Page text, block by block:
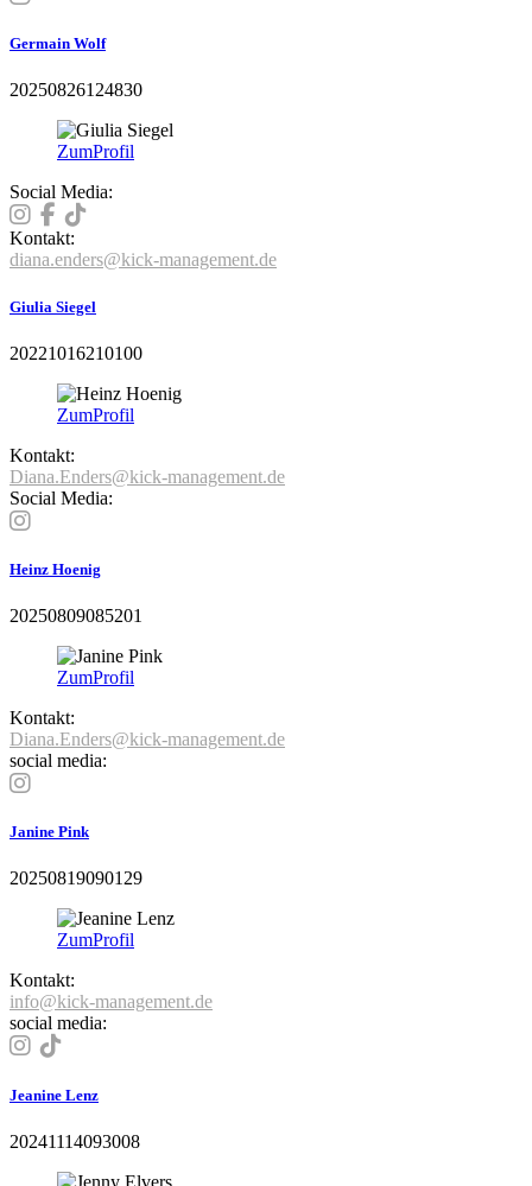
Germain Wolf
20250826124830
ZumProfil
Social Media:
Kontakt:
diana.enders@kick-management.de
Giulia Siegel
20221016210100
ZumProfil
Kontakt:
Diana.Enders@kick-management.de
Social Media:
Heinz Hoenig
20250809085201
ZumProfil
Kontakt:
Diana.Enders@kick-management.de
social media:
Janine Pink
20250819090129
ZumProfil
Kontakt:
info@kick-management.de
social media:
Jeanine Lenz
20241114093008